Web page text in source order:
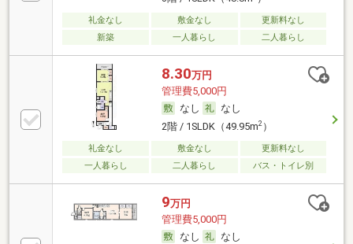
礼金なし 敷金なし
更新料なし
新築
一人暮らし 二人暮らし
8.30万円
管理費5,000円
なし
なし
2階 / 1SLDK（49.95m2）
礼金なし 敷金なし
更新料なし
一人暮らし
二人暮らし バス・トイレ別
9万円
管理費5,000円
なし
なし